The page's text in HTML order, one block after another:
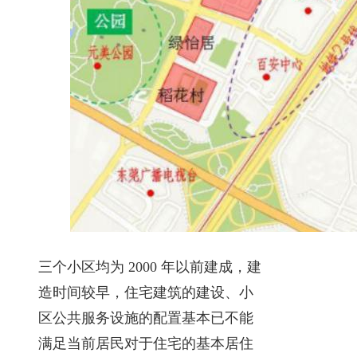
三个小区均为 2000 年以前建成，建
造时间较早，住宅建筑的建设、小
区公共服务设施的配置基本已不能
满足当前居民对于住宅的基本居住